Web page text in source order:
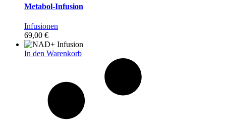
Metabol-Infusion
Infusionen
69,00 €
In den Warenkorb